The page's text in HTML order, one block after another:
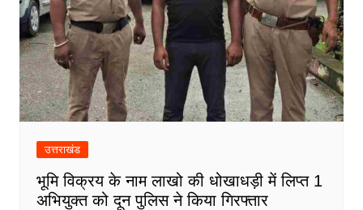
उत्तराखंड
भूमि विक्रय के नाम लाखो की धोखाधड़ी में लिप्त 1
अभियुक्त को दून पुलिस ने किया गिरफ्तार